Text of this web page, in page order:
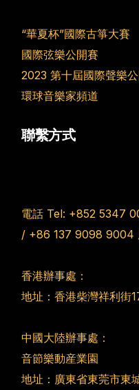
“華夏杯”國際古箏大賽
國際弦樂公開賽
2023 第十屆國際聲樂
環球音樂家頻道
聯繫方式
電話 Tel: +852 5347
/ +86 137 9098 9004
香港辦事處：
地址：香港柴灣祥利街
中國大陸辦事處：
音節樂動産業園
地址：廣東省東莞市東